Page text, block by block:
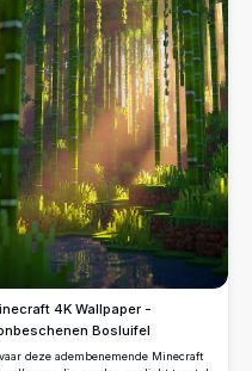
4K Wallpaper -
Bosluifel
deze adembenemende Minecraft